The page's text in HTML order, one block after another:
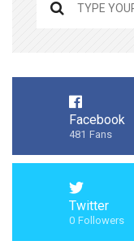
Facebook
481 Fans
Twitter
0 Followers